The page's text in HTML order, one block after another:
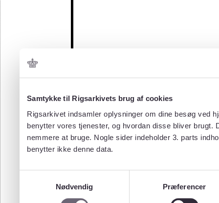
Samtykke til Rigsarkivets brug af cookies
Rigsarkivet indsamler oplysninger om dine besøg ved
benytter vores tjenester, og hvordan disse bliver
nemmere at bruge. Nogle sider indeholder 3. parts
benytter ikke denne data.
Nødvendig
Præferencer